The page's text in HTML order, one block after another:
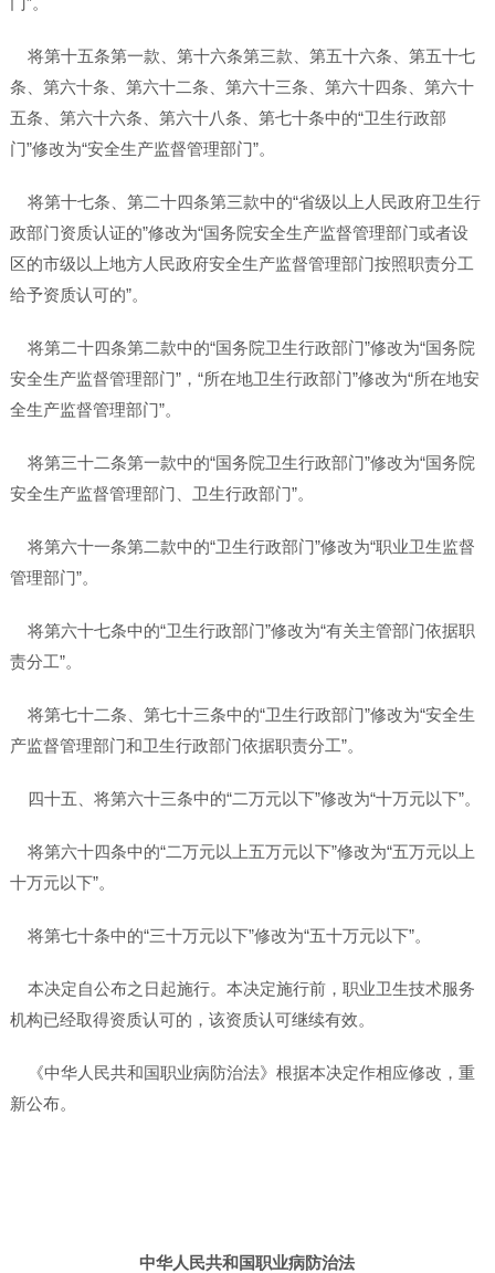
将第十五条第一款、第十六条第三款、第五十六条、第五十七
条、第六十条、第六十二条、第六十三条、第六十四条、第六十
五条、第六十六条、第六十八条、第七十条中的“卫生行政部
门”修改为“安全生产监督管理部门”。
将第十七条、第二十四条第三款中的“省级以上人民政府卫生行
政部门资质认证的”修改为“国务院安全生产监督管理部门或者设
区的市级以上地方人民政府安全生产监督管理部门按照职责分工
给予资质认可的”。
将第二十四条第二款中的“国务院卫生行政部门”修改为“国务院
安全生产监督管理部门”，“所在地卫生行政部门”修改为“所在地安
全生产监督管理部门”。
将第三十二条第一款中的“国务院卫生行政部门”修改为“国务院
安全生产监督管理部门、卫生行政部门”。
将第六十一条第二款中的“卫生行政部门”修改为“职业卫生监督
管理部门”。
将第六十七条中的“卫生行政部门”修改为“有关主管部门依据职
责分工”。
将第七十二条、第七十三条中的“卫生行政部门”修改为“安全生
产监督管理部门和卫生行政部门依据职责分工”。
四十五、将第六十三条中的“二万元以下”修改为“十万元以下”。
将第六十四条中的“二万元以上五万元以下”修改为“五万元以上
十万元以下”。
将第七十条中的“三十万元以下”修改为“五十万元以下”。
本决定自公布之日起施行。本决定施行前，职业卫生技术服务
机构已经取得资质认可的，该资质认可继续有效。
《中华人民共和国职业病防治法》根据本决定作相应修改，重
新公布。
中华人民共和国职业病防治法